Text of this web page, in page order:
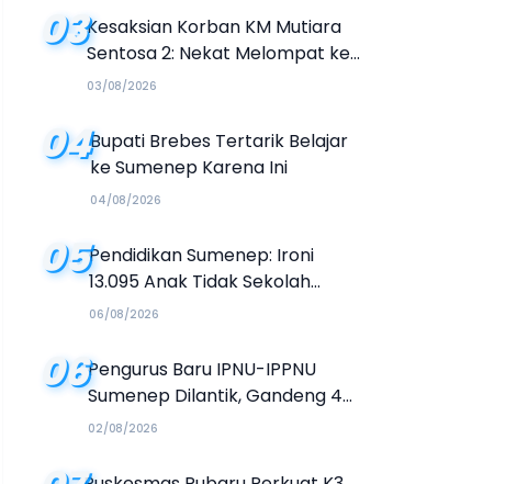
03Kesaksian Korban KM Mutiara
Sentosa 2: Nekat Melompat ke
Laut Meski Tak Bisa Berenang
03/08/2026
04Bupati Brebes Tertarik Belajar
ke Sumenep Karena Ini
04/08/2026
05Pendidikan Sumenep: Ironi
13.095 Anak Tidak Sekolah
Menyaksikan Semarak Festival
06/08/2026
06Pengurus Baru IPNU-IPPNU
Sumenep Dilantik, Gandeng 4
Kampus Buka Jalur Beasiswa
02/08/2026